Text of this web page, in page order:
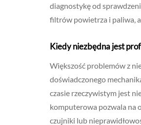
diagnostykę od
filtrów powietrza i paliwa,
Kiedy niezbędna jest
Większość problemów z
doświadczonego
czasie rzeczywistym jest
komputerowa pozwala na
czujniki lub